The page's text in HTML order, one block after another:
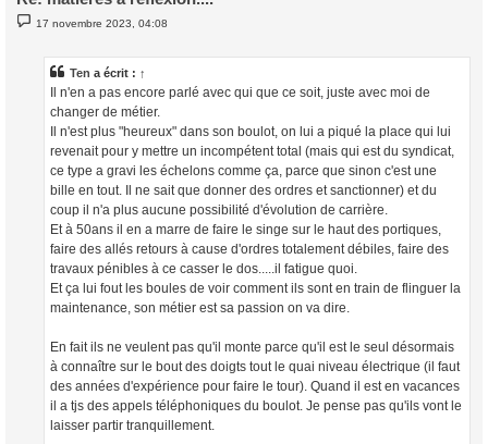
M
17 novembre 2023, 04:08
Ten a écrit : ↑
Il n'en a pas encore parlé avec qui que ce soit, juste avec moi de
changer de métier.
Il n'est plus "heureux" dans son boulot, on lui a piqué la place qui lui
revenait pour y mettre un incompétent total (mais qui est du syndicat,
ce type a gravi les échelons comme ça, parce que sinon c'est une
bille en tout. Il ne sait que donner des ordres et sanctionner) et du
coup il n'a plus aucune possibilité d'évolution de carrière.
Et à 50ans il en a marre de faire le singe sur le haut des portiques,
faire des allés retours à cause d'ordres totalement débiles, faire des
travaux pénibles à ce casser le dos.....il fatigue quoi.
Et ça lui fout les boules de voir comment ils sont en train de flinguer la
maintenance, son métier est sa passion on va dire.
En fait ils ne veulent pas qu'il monte parce qu'il est le seul désormais
à connaître sur le bout des doigts tout le quai niveau électrique (il faut
des années d'expérience pour faire le tour). Quand il est en vacances
il a tjs des appels téléphoniques du boulot. Je pense pas qu'ils vont le
laisser partir tranquillement.